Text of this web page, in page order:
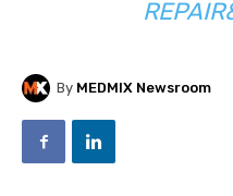
By MEDMIX Newsroom